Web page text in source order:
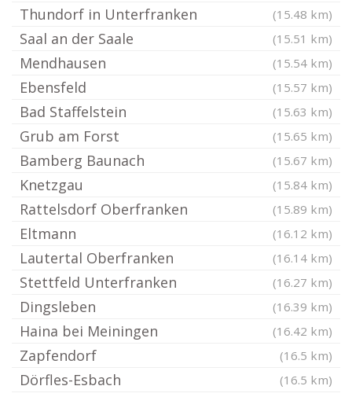
Thundorf in Unterfranken (15.48 km)
Saal an der Saale (15.51 km)
Mendhausen (15.54 km)
Ebensfeld (15.57 km)
Bad Staffelstein (15.63 km)
Grub am Forst (15.65 km)
Bamberg Baunach (15.67 km)
Knetzgau (15.84 km)
Rattelsdorf Oberfranken (15.89 km)
Eltmann (16.12 km)
Lautertal Oberfranken (16.14 km)
Stettfeld Unterfranken (16.27 km)
Dingsleben (16.39 km)
Haina bei Meiningen (16.42 km)
Zapfendorf (16.5 km)
Dörfles-Esbach (16.5 km)